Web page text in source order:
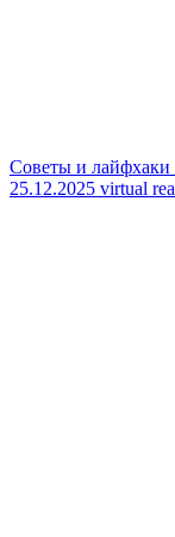
Советы и
25.12.2025 virtual